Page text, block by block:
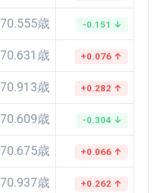
70.555歳 -0.151 ↓
70.631歳 +0.076 ↑
70.913歳 +0.282 ↑
70.609歳 -0.304 ↓
70.675歳 +0.066 ↑
70.937歳 +0.262 ↑